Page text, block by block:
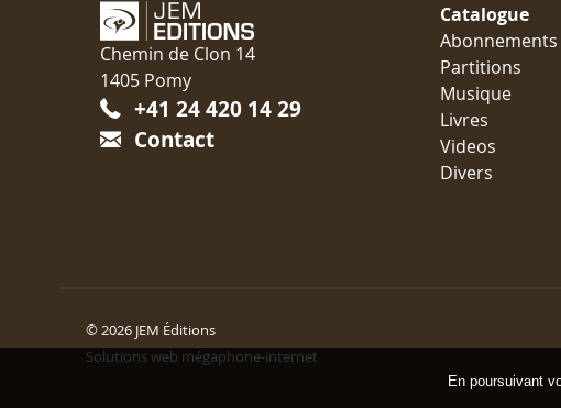
En poursuivant
Chemin de Clon 14
1405 Pomy
+41 24 420 14 29
Contact
Catalogue
Abonnements
Partitions
Musique
Livres
Videos
Divers
© 2026 JEM Éditions
Solutions web mégaphone-internet